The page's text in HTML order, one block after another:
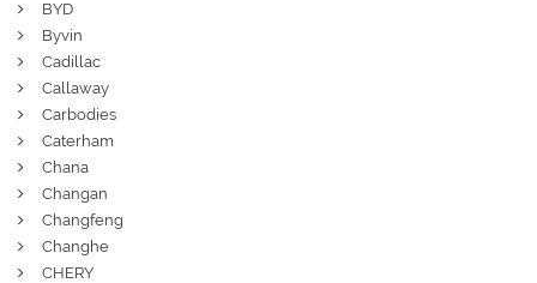
BYD
Byvin
Cadillac
Callaway
Carbodies
Caterham
Chana
Changan
Changfeng
Changhe
CHERY